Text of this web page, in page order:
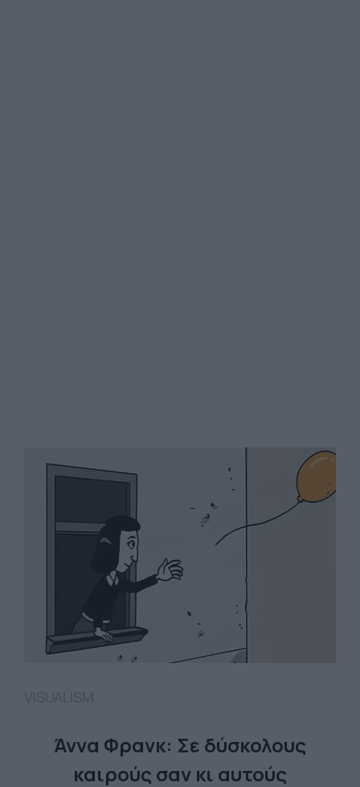
Άννα Φρανκ: Σε δύσκολους
καιρούς σαν κι αυτούς